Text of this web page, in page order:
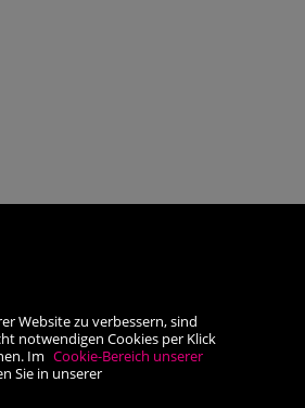
Website zu verbessern, sind
notwendigen Cookies per Klick
Im Cookie-Bereich unserer
Sie in unserer